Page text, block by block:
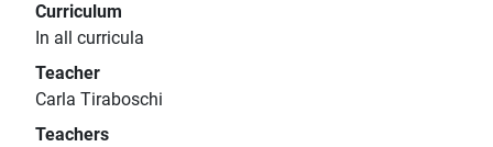
Curriculum
In all curricula
Teacher
Carla Tiraboschi
Teachers